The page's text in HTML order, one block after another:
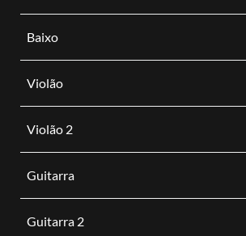
Baixo
Violão
Violão 2
Guitarra
Guitarra 2